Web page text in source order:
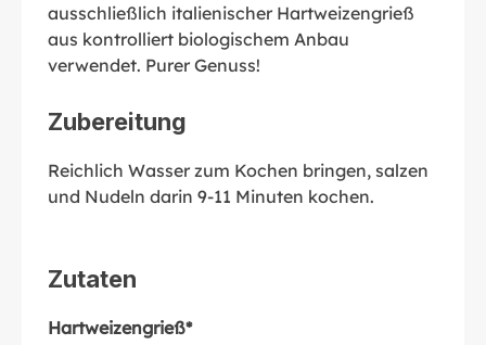
ausschließlich italienischer Hartweizengrieß
aus kontrolliert biologischem Anbau
verwendet. Purer Genuss!
Zubereitung
Reichlich Wasser zum Kochen bringen, salzen
und Nudeln darin 9-11 Minuten kochen.
Zutaten
Hartweizengrieß*